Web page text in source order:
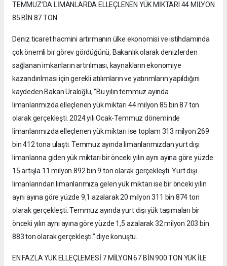
TEMMUZ’DA LİMANLARDA ELLEÇLENEN YÜK MİKTARI 44 MİLYON
85 BİN 87 TON
Deniz ticaret hacmini artırmanın ülke ekonomisi ve istihdamında
çok önemli bir görev gördüğünü, Bakanlık olarak denizlerden
sağlanan imkanların artırılması, kaynakların ekonomiye
kazandırılması için gerekli atılımların ve yatırımların yapıldığını
kaydeden Bakan Uraloğlu, "Bu yılın temmuz ayında
limanlarımızda elleçlenen yük miktarı 44 milyon 85 bin 87 ton
olarak gerçekleşti. 2024 yılı Ocak-Temmuz döneminde
limanlarımızda elleçlenen yük miktarı ise toplam 313 milyon 269
bin 412 tona ulaştı. Temmuz ayında limanlarımızdan yurt dışı
limanlarına giden yük miktarı bir önceki yılın aynı ayına göre yüzde
15 artışla 11 milyon 892 bin 9 ton olarak gerçekleşti. Yurt dışı
limanlarından limanlarımıza gelen yük miktarı ise bir önceki yılın
aynı ayına göre yüzde 9,1 azalarak 20 milyon 311 bin 874 ton
olarak gerçekleşti. Temmuz ayında yurt dışı yük taşımaları bir
önceki yılın aynı ayına göre yüzde 1,5 azalarak 32 milyon 203 bin
883 ton olarak gerçekleşti.” diye konuştu.
EN FAZLA YÜK ELLEÇLEMESİ 7 MİLYON 67 BİN 900 TON YÜK İLE